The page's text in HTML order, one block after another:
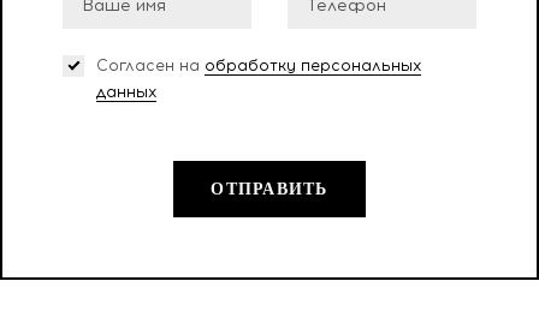
Согласен на обработку персональных
данных
ОТПРАВИТЬ